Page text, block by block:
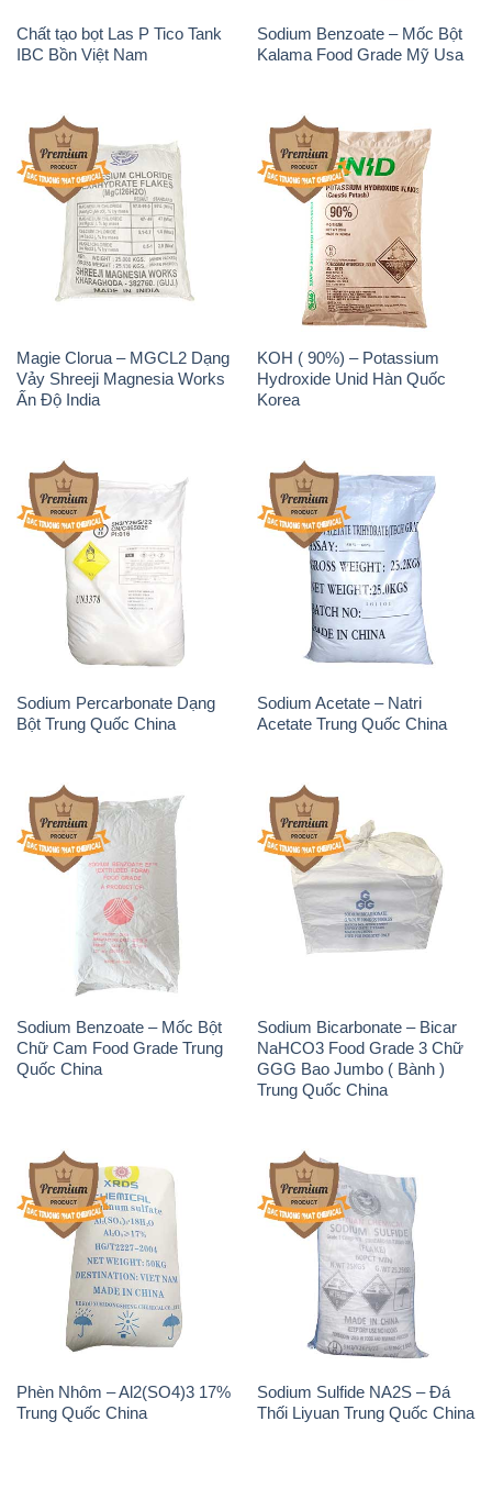
Chất tạo bọt Las P Tico Tank
IBC Bồn Việt Nam
Sodium Benzoate – Mốc Bột
Kalama Food Grade Mỹ Usa
Magie Clorua – MGCL2 Dạng
Vảy Shreeji Magnesia Works
Ấn Độ India
KOH ( 90%) – Potassium
Hydroxide Unid Hàn Quốc
Korea
Sodium Percarbonate Dạng
Bột Trung Quốc China
Sodium Acetate – Natri
Acetate Trung Quốc China
Sodium Benzoate – Mốc Bột
Chữ Cam Food Grade Trung
Quốc China
Sodium Bicarbonate – Bicar
NaHCO3 Food Grade 3 Chữ
GGG Bao Jumbo ( Bành )
Trung Quốc China
Phèn Nhôm – Al2(SO4)3 17%
Trung Quốc China
Sodium Sulfide NA2S – Đá
Thối Liyuan Trung Quốc China